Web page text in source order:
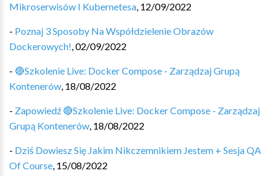
Mikroserwisów I Kubernetesa, 12/09/2022
- Poznaj 3 Sposoby Na Współdzielenie Obrazów
Dockerowych!,02/09/2022
- 🔴Szkolenie Live: Docker Compose - Zarządzaj Grupą
Kontenerów, 18/08/2022
- Zapowiedź 🔴Szkolenie Live: Docker Compose - Zarządzaj
Grupą Kontenerów, 18/08/2022
- Dziś Dowiesz Się Jakim Nikczemnikiem Jestem + Sesja QA
Of Course, 15/08/2022